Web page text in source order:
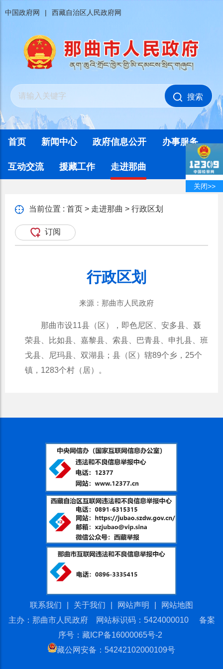
中国政府网 | 西藏自治区人民政府网
搜索
首页 新闻中心 政府信息公开 办事服务
互动交流 援藏工作 走进那曲
当前位置 : 首页 > 走进那曲 > 行政区划
订阅
行政区划
来源：那曲市人民政府
那曲市设11县（区），即色尼区、安多县、聂
荣县、比如县、嘉黎县、索县、巴青县、申扎县、班
戈县、尼玛县、双湖县；县（区）辖89个乡，25个
镇，1283个村（居）。
联系我们 关于我们 网站声明
网站地图
主办：那曲市人民政府 网站标识码：5424000010
备案
序号：藏ICP备16000065号-2
藏公网安备：54242102000109号
关闭>>